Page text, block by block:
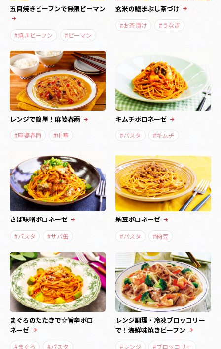
五目焼きビーフンで無限ピーマン
#焼きビーフン #ピーマン
玄米の鰻まぶし茶づけ
#お茶漬け #うなぎ
レンジで簡単！麻婆春雨
#麻婆春雨 #中華
キムチボロネーゼ
#パスタ #キムチ
さば味噌ボロネーゼ
#パスタ #サバ缶
納豆ボロネーゼ
#パスタ #納豆
まぐろのたたきで☆旨辛ボロ
ネーゼ
#まぐろ #パスタ
レンジ調理・冷凍ブロッコリー
で！海鮮味焼きビーフン
#レンジ #ブロッコリー